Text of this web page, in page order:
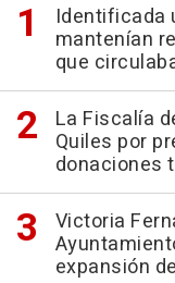
Identificada
mantenían
que
La Fiscalía
Quiles por
donaciones
Victoria
expansión